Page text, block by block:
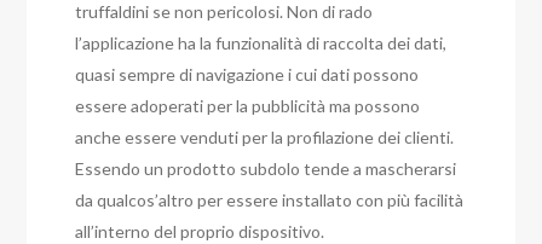
truffaldini se non pericolosi. Non di rado
l’applicazione ha la funzionalità di raccolta dei dati,
quasi sempre di navigazione i cui dati possono
essere adoperati per la pubblicità ma possono
anche essere venduti per la profilazione dei clienti.
Essendo un prodotto subdolo tende a mascherarsi
da qualcos’altro per essere installato con più facilità
all’interno del proprio dispositivo.